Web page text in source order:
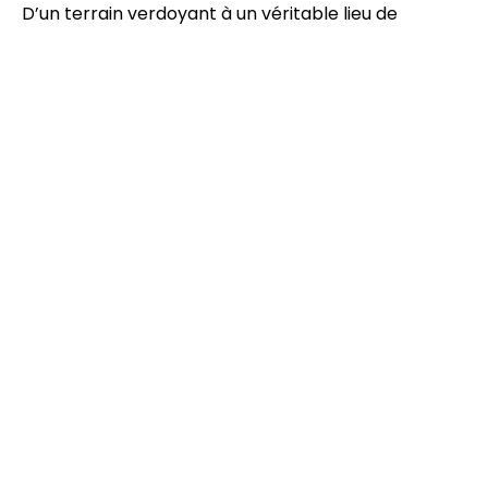
D’un terrain verdoyant à un véritable lieu de